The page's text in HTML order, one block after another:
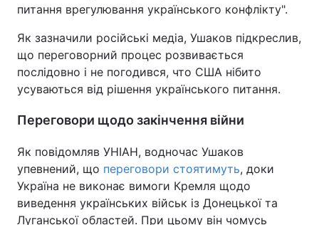
питання врегулювання українського конфлікту".
Як зазначили російські медіа, Ушаков підкреслив,
що переговорний процес розвивається
послідовно і не погодився, что США нібито
усуваються від рішення українського питання.
Переговори щодо закінчення війни
Як повідомляв УНІАН, водночас Ушаков
упевнений, що переговори стоятимуть, доки
Україна не виконає вимоги Кремля щодо
виведення українських військ із Донецької та
Луганської областей. При цьому він чомусь